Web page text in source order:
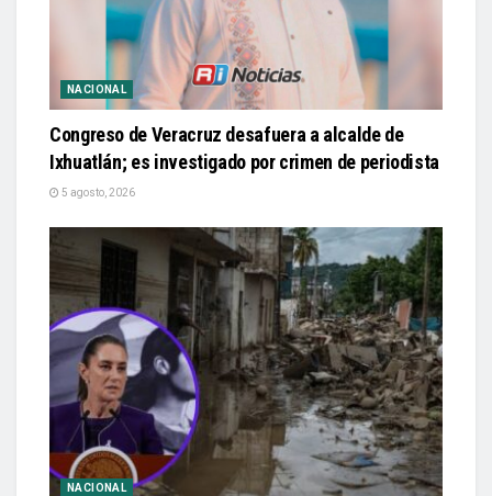
NACIONAL
Congreso de Veracruz desafuera a alcalde de
Ixhuatlán; es investigado por crimen de periodista
5 agosto, 2026
NACIONAL